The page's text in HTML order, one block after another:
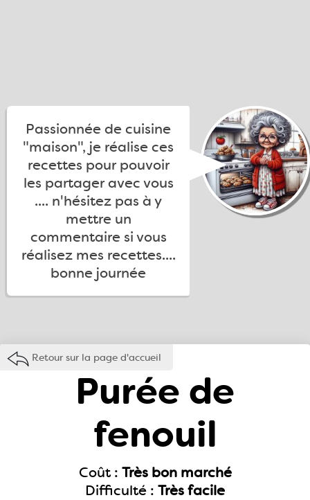
Passionnée de cuisine
"maison", je réalise ces
recettes pour pouvoir
les partager avec vous
.... n'hésitez pas à y
mettre un
commentaire si vous
réalisez mes recettes....
bonne journée
Retour sur la page d'accueil
Purée de
fenouil
Coût : Très bon marché
Difficulté : Très facile